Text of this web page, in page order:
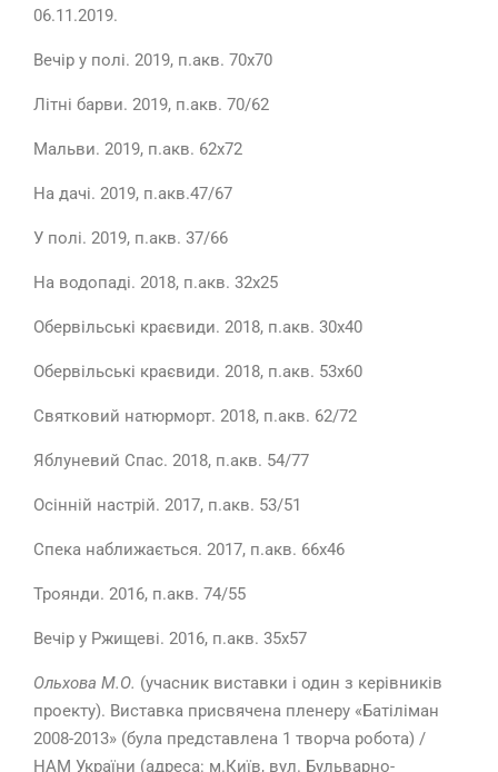
06.11.2019.
Вечір у полі. 2019, п.акв. 70х70
Літні барви. 2019, п.акв. 70/62
Мальви. 2019, п.акв. 62х72
На дачі. 2019, п.акв.47/67
У полі. 2019, п.акв. 37/66
На водопаді. 2018, п.акв. 32х25
Обервільські краєвиди. 2018, п.акв. 30х40
Обервільські краєвиди. 2018, п.акв. 53х60
Святковий натюрморт. 2018, п.акв. 62/72
Яблуневий Спас. 2018, п.акв. 54/77
Осінній настрій. 2017, п.акв. 53/51
Спека наближається. 2017, п.акв. 66х46
Троянди. 2016, п.акв. 74/55
Вечір у Ржищеві. 2016, п.акв. 35х57
Ольхова М.О. (учасник виставки і один з керівників
проекту). Виставка присвячена пленеру «Батіліман
2008-2013» (була представлена 1 творча робота) /
НАМ України (адреса: м.Київ, вул. Бульварно-